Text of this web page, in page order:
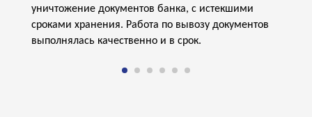
уничтожение документов банка, с истекшими
сроками хранения. Работа по вывозу документов
выполнялась качественно и в срок.